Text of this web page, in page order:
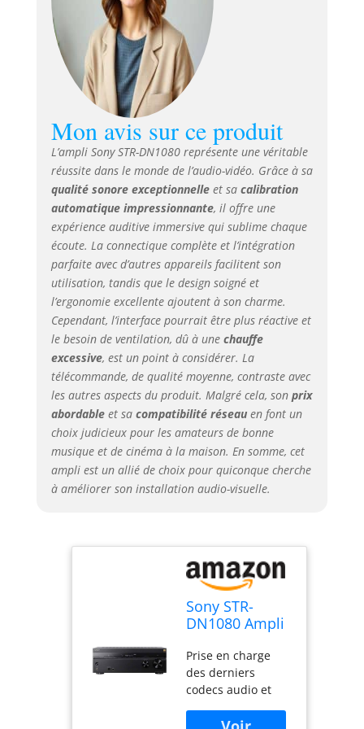
Discrete6.1), DTS
96/24 Calibration
automatique
améliorée grâce au
microphone stéréo
compte de vos
meubles, son
surround fantôme
arrière qui simule
2 enceintes
arrières
supplémentaires
pour un son en
7.1.2 Solution
versatile : jouez
votre contenu
depuis une large
variété de sources
grâce au HDMI
in/out (6/2), USB,
Bluetooth/NFC,
Chromecast
intégré, Spotify
Connect, Multi-
room Canal
prédéfini
(FM/AM):TTL30
(30/-)
veille): 0,4 W
Nombre de canaux
:décodables 7ch +
Phantom 2ch
Mon avis sur ce produit
L’ampli Sony STR-DN1080 représente une véritable
réussite dans le monde de l’audio-vidéo. Grâce à sa
qualité sonore exceptionnelleet sa calibration
automatique impressionnante, il offre une
expérience auditive immersive qui sublime chaque
écoute. La connectique complète et l’intégration
parfaite avec d’autres appareils facilitent son
utilisation, tandis que le design soigné et
l’ergonomie excellente ajoutent à son charme.
Cependant, l’interface pourrait être plus réactive et
le besoin de ventilation, dû à une chauffe
excessive, est un point à considérer. La
télécommande, de qualité moyenne, contraste avec
les autres aspects du produit. Malgré cela, son prix
abordableet sa compatibilité réseauen font un
choix judicieux pour les amateurs de bonne
musique et de cinéma à la maison. En somme, cet
ampli est un allié de choix pour quiconque cherche
à améliorer son installation audio-visuelle.
Sony STR-
DN1080 Ampli
Audio-Vidéo
avec Dolby
Atmos/Multi-
Room Noir
Prise en charge
des derniers
codecs audio et
ATMOS et DTS:X,